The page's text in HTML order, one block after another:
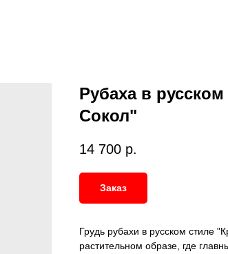
Рубаха в
Сокол"
14 700 р.
Заказ
Грудь рубахи в русском стиле
растительном образе, где